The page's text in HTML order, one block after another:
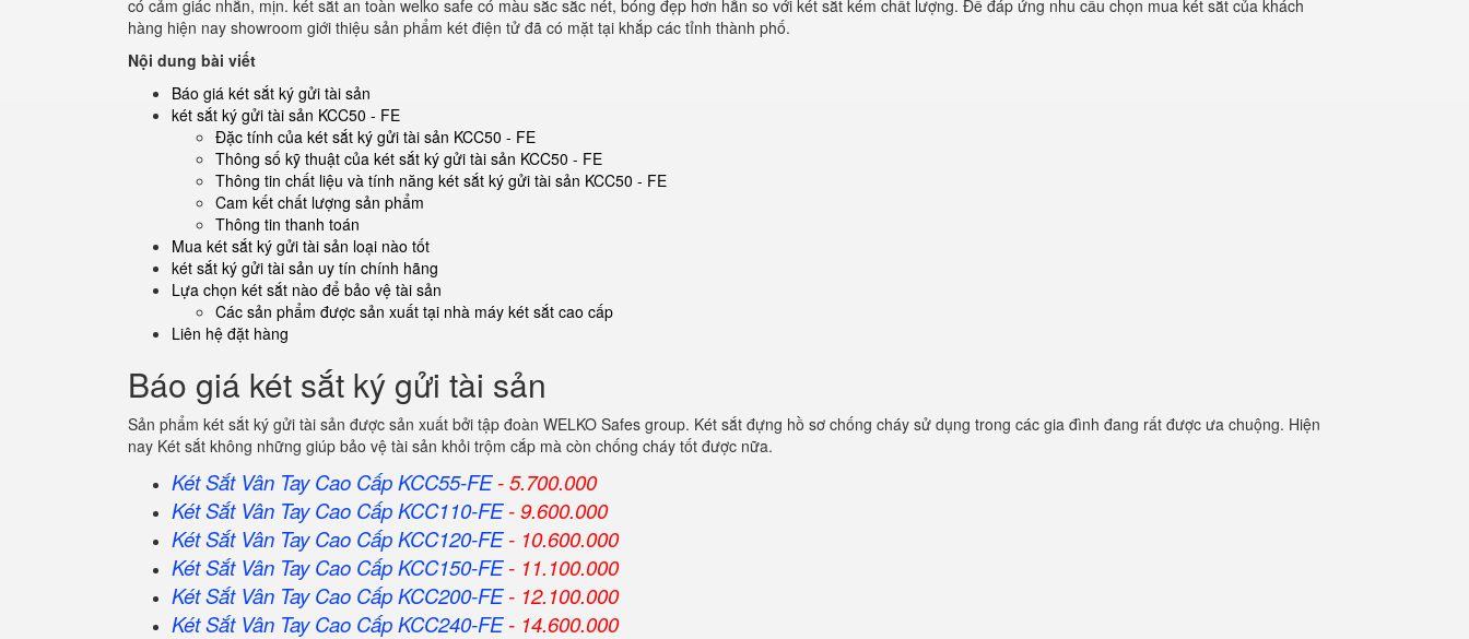
có cảm giác nhẵn, mịn. két sắt an toàn welko safe có màu sắc sắc nét, bóng đẹp hơn hẳn so với két sắt kém chất lượng. Để đáp ứng nhu cầu chọn mua két sắt của khách
hàng hiện nay showroom giới thiệu sản phẩm két điện tử đã có mặt tại khắp các tỉnh thành phố.
Nội dung bài viết
Báo giá két sắt ký gửi tài sản
két sắt ký gửi tài sản KCC50 - FE
Đặc tính của két sắt ký gửi tài sản KCC50 - FE
Thông số kỹ thuật của két sắt ký gửi tài sản KCC50 - FE
Thông tin chất liệu và tính năng két sắt ký gửi tài sản KCC50 - FE
Cam kết chất lượng sản phẩm
Thông tin thanh toán
Mua két sắt ký gửi tài sản loại nào tốt
két sắt ký gửi tài sản uy tín chính hãng
Lựa chọn két sắt nào để bảo vệ tài sản
Các sản phẩm được sản xuất tại nhà máy két sắt cao cấp
Liên hệ đặt hàng
Báo giá két sắt ký gửi tài sản
Sản phẩm két sắt ký gửi tài sản được sản xuất bởi tập đoàn WELKO Safes group. Két sắt đựng hồ sơ chống cháy sử dụng trong các gia đình đang rất được ưa chuộng. Hiện
nay Két sắt không những giúp bảo vệ tài sản khỏi trộm cắp mà còn chống cháy tốt được nữa.
Két Sắt Vân Tay Cao Cấp KCC55-FE- 5.700.000
Két Sắt Vân Tay Cao Cấp KCC110-FE- 9.600.000
Két Sắt Vân Tay Cao Cấp KCC120-FE- 10.600.000
Két Sắt Vân Tay Cao Cấp KCC150-FE- 11.100.000
Két Sắt Vân Tay Cao Cấp KCC200-FE- 12.100.000
Két Sắt Vân Tay Cao Cấp KCC240-FE- 14.600.000